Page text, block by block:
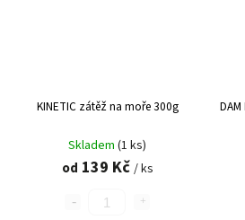
KINETIC zátěž na moře 300g
Skladem (1 ks)
od 139 Kč / ks